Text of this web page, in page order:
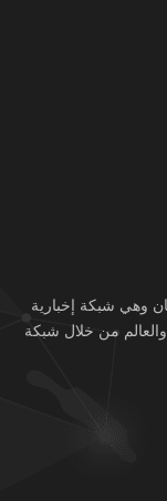
وهي شبكة إخبارية
من خلال شبكة